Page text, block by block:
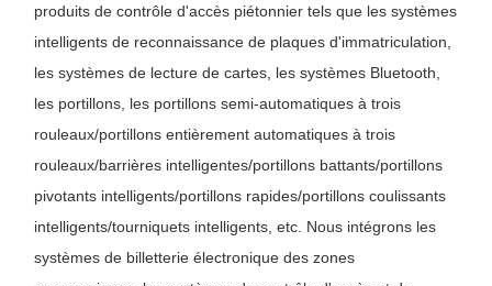
Porte de barrière d'aileron
Tournevis coulissant en verre
Tourniquet de bras de baisse
Parties de portes à tournevis
Machine de reconnaissance faciale
Contrôle d'accès à la porte piétonne
produits de contrôle d'accès piétonnier tels que les systèmes
intelligents de reconnaissance de plaques d'immatriculation,
les systèmes de lecture de cartes, les systèmes Bluetooth,
les portillons, les portillons semi-automatiques à trois
rouleaux/portillons entièrement automatiques à trois
rouleaux/barrières intelligentes/portillons battants/portillons
pivotants intelligents/portillons rapides/portillons coulissants
intelligents/tourniquets intelligents, etc. Nous intégrons les
systèmes de billetterie électronique des zones